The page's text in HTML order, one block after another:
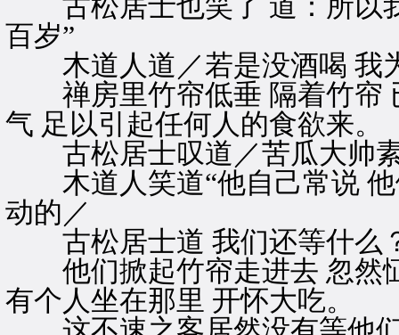
古松居士也笑了 道：所以
百岁”
木道人道／若是没酒喝 我
禅房里竹帘低垂 隔着竹帘
气 足以引起任何人的食欲来。
古松居士叹道／苦瓜大帅素
木道人笑道“他自己常说 他
动的／
古松居士道 我们还等什么
他们掀起竹帘走进去 忽然
有个人坐在那里 开怀大吃。